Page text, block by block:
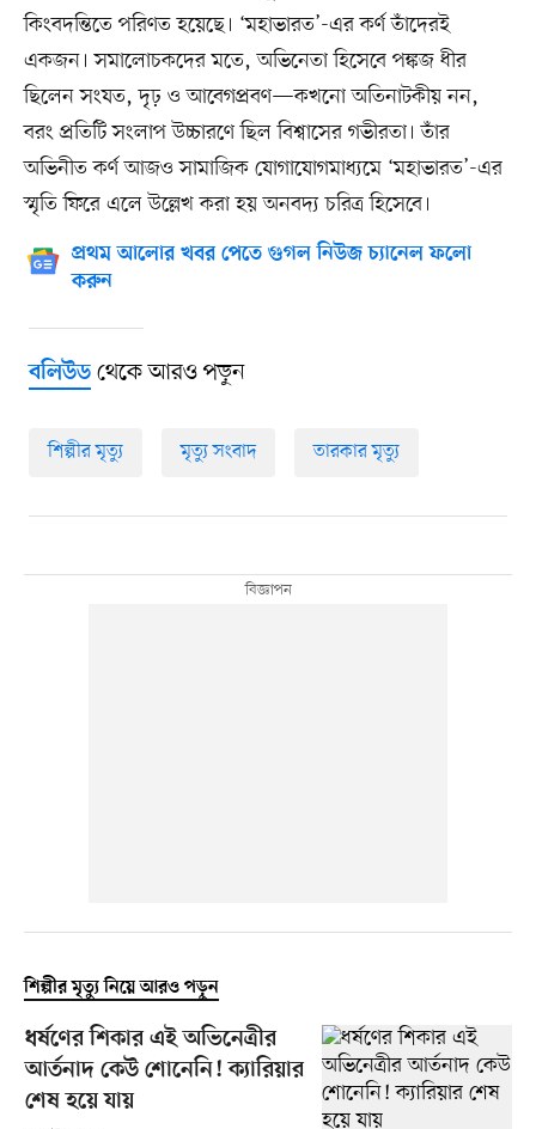
কিংবদন্তিতে পরিণত হয়েছে। ‘মহাভারত’-এর কর্ণ তাঁদেরই
একজন। সমালোচকদের মতে, অভিনেতা হিসেবে পঙ্কজ ধীর
ছিলেন সংযত, দৃঢ় ও আবেগপ্রবণ—কখনো অতিনাটকীয় নন,
বরং প্রতিটি সংলাপ উচ্চারণে ছিল বিশ্বাসের গভীরতা। তাঁর
অভিনীত কর্ণ আজও সামাজিক যোগাযোগমাধ্যমে ‘মহাভারত’-এর
স্মৃতি ফিরে এলে উল্লেখ করা হয় অনবদ্য চরিত্র হিসেবে।
প্রথম আলোর খবর পেতে গুগল নিউজ চ্যানেল ফলো
করুন
বলিউডথেকে আরও পড়ুন
শিল্পীর মৃত্যু মৃত্যু সংবাদ তারকার মৃত্যু
শিল্পীর মৃত্যু নিয়ে আরও পড়ুন
ধর্ষণের শিকার এই অভিনেত্রীর
আর্তনাদ কেউ শোনেনি! ক্যারিয়ার
শেষ হয়ে যায়